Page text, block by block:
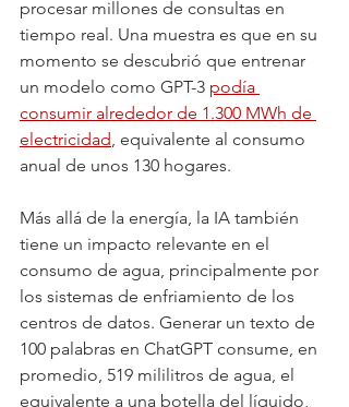
procesar millones de consultas en
tiempo real. Una muestra es que en su
momento se descubrió que entrenar
un modelo como GPT-3 podía
consumir alrededor de 1.300 MWh de
electricidad , equivalente al consumo
anual de unos 130 hogares.
Más allá de la energía, la IA también
tiene un impacto relevante en el
consumo de agua, principalmente por
los sistemas de enfriamiento de los
centros de datos. Generar un texto de
100 palabras en ChatGPT consume, en
promedio, 519 mililitros de agua, el
equivalente a una botella del líquido,